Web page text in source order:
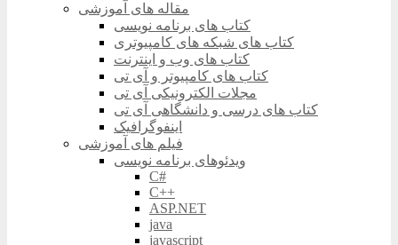
مقاله های آموزشی
کتاب های برنامه نویسی
کتاب های شبکه های کامپیوتری
کتاب های وب و اینترنت
کتاب های کامپیوتر و آی تی
مجلات الکترونیکی آی تی
کتاب های درسی و دانشگاهی آی تی
اینفوگرافیک
فیلم های آموزشی
ویدئوهای برنامه نویسی
C#
C++
ASP.NET
java
javascript